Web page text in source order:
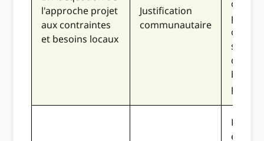
l'approche projet
aux contraintes
et besoins locaux
Justification
communautaire
devrait
La
est